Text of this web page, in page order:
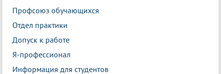
Профсоюз обучающихся
Отдел практики
Допуск к работе
Я-профессионал
Информация для студентов